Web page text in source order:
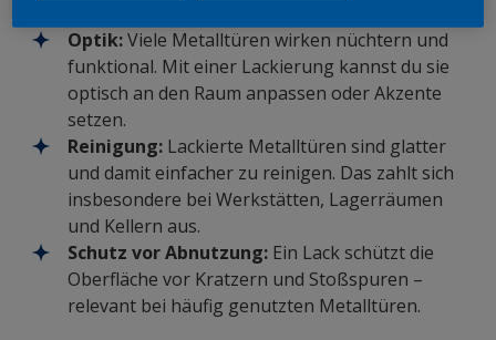
Optik:Viele Metalltüren wirken nüchtern und
funktional. Mit einer Lackierung kannst du sie
optisch an den Raum anpassen oder Akzente
setzen.
Reinigung: Lackierte Metalltüren sind glatter
und damit einfacher zu reinigen. Das zahlt sich
insbesondere bei Werkstätten, Lagerräumen
und Kellern aus.
Schutz vor Abnutzung: Ein Lack schützt die
Oberfläche vor Kratzern und Stoßspuren –
relevant bei häufig genutzten Metalltüren.